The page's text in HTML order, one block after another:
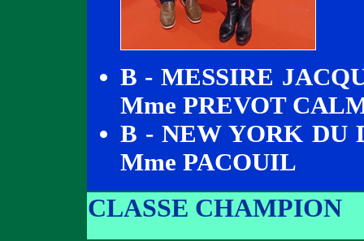
B - MESSIRE
Mme PREVOT
B - NEW YORK DU
Mme PACOUIL
CLASSE CHAMPION